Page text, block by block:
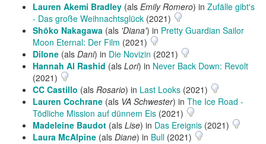
Lauren Akemi Bradley (als Emily Romero) in Zufälle gibt's
- Das große Weihnachtsglück (2021)
Shōko Nakagawa (als 'Diana') in Pretty Guardian Sailor
Moon Eternal: Der Film (2021)
Dilone (als Dani) in Die Novizin (2021)
Hannah Al Rashid (als Lori) in Never Back Down: Revolt
(2021)
CC Castillo (als Rosario) in Last Looks (2021)
Lauren Cochrane (als VA Schwester) in The Ice Road -
Tödliche Mission auf dünnem Eis (2021)
Madeleine Baudot (als Lise) in Das Ereignis (2021)
Laura McAlpine (als Diane) in Bull (2021)